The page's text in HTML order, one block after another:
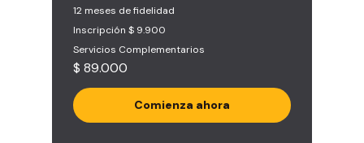
12 meses de fidelidad
Inscripción $ 9.900
Servicios Complementarios
$ 89.000
Comienza ahora